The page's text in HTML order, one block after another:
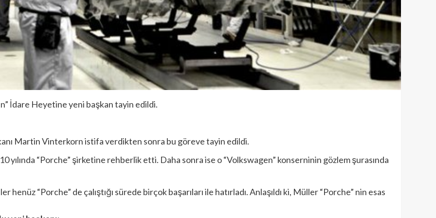
İdare Heyetine yeni başkan tayin edildi.
Martin Vinterkorn istifa verdikten sonra bu göreve tayin edildi.
yılında “Porche” şirketine rehberlik etti. Daha sonra ise o “Volkswagen” konserninin gözlem şurasında
henüz “Porche” de çalıştığı sürede birçok başarıları ile hatırladı. Anlaşıldı ki, Müller “Porche” nin esas